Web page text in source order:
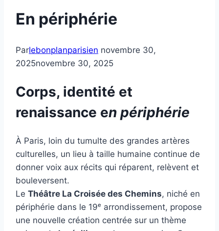
En périphérie
Parlebonplanparisien novembre 30,
2025novembre 30, 2025
Corps, identité et
renaissance en périphérie
À Paris, loin du tumulte des grandes artères
culturelles, un lieu à taille humaine continue de
donner voix aux récits qui réparent, relèvent et
bouleversent.
Le Théâtre La Croisée des Chemins, niché en
périphérie dans le 19ᵉ arrondissement, propose
une nouvelle création centrée sur un thème